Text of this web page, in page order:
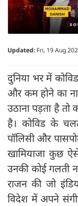
Updated: Fri, 19 Aug
दुनिया भर में
और कम होने का
उठाना पड़ता है तो
है। कोविड के
पॉलिसी और
खामियाजा कुछ
उनकी कोई गलती
राजन की जो
विदेश में अपने